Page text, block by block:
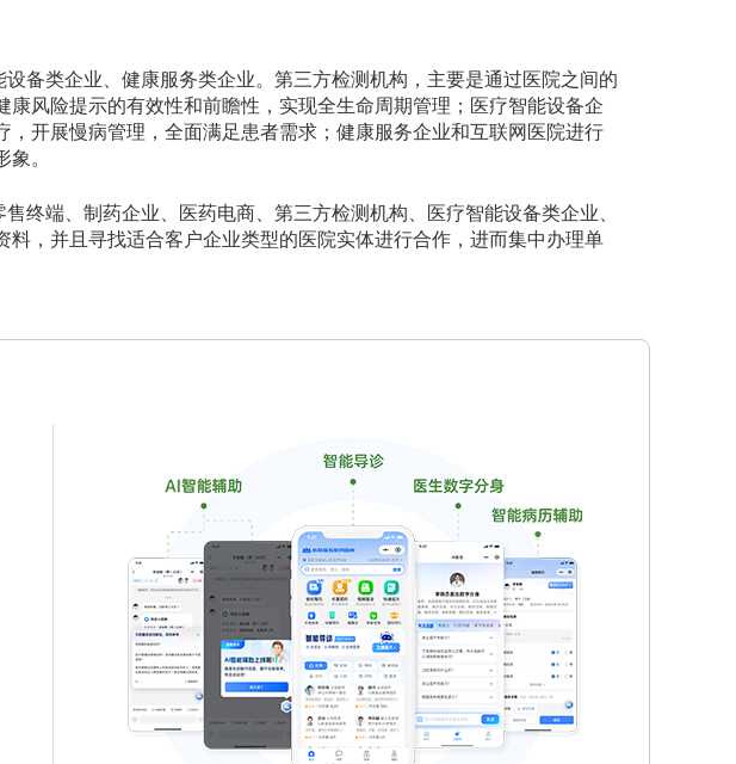
备类企业、健康服务类企业。第三方检测机构，主要是通过医院之间的
风险提示的有效性和前瞻性，实现全生命周期管理；医疗智能设备企
开展慢病管理，全面满足患者需求；健康服务企业和互联网医院进行
。
终端、制药企业、医药电商、第三方检测机构、医疗智能设备类企业、
，并且寻找适合客户企业类型的医院实体进行合作，进而集中办理单